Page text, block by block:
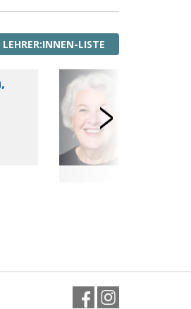
LEHRER:INNEN-LISTE
FacebookInstagram